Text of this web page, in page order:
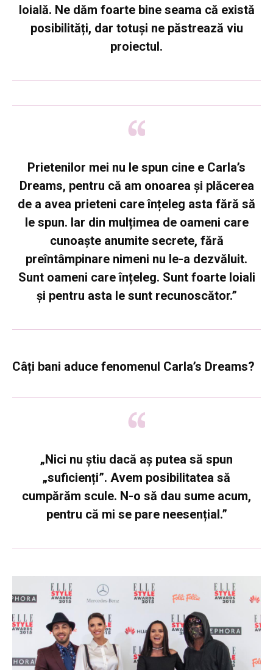
loială. Ne dăm foarte bine seama că există
posibilități, dar totuși ne păstrează viu
proiectul.
Prietenilor mei nu le spun cine e Carla’s
Dreams, pentru că am onoarea și plăcerea
de a avea prieteni care înțeleg asta fără să
le spun. Iar din mulțimea de oameni care
cunoaște anumite secrete, fără
preîntâmpinare nimeni nu le-a dezvăluit.
Sunt oameni care înțeleg. Sunt foarte loiali
și pentru asta le sunt recunoscător.”
Câți bani aduce fenomenul Carla’s Dreams?
„Nici nu știu dacă aș putea să spun
„suficienți”. Avem posibilitatea să
cumpărăm scule. N-o să dau sume acum,
pentru că mi se pare neesențial.”